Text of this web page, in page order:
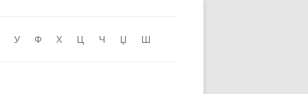
У Ф Х Ц Ч Џ Ш